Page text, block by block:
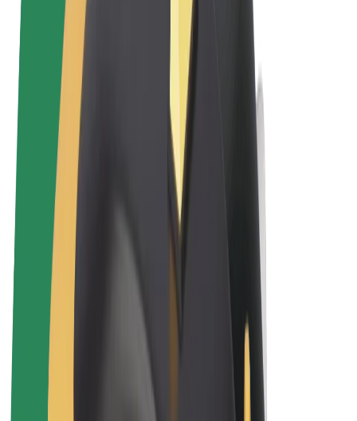
Noteikumi un nosacījumi
Privātuma politika
Sīkdatnes
© 2026 Bolt Technology OÜ
Pakalpojumi
Braucieni
Skrejriteņi
Bolt Market
Bolt Food
Bolt Drive